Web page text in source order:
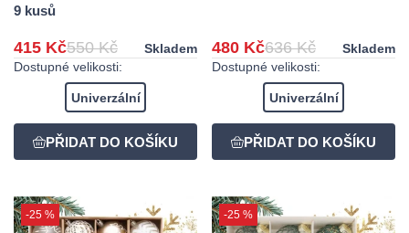
9 kusů
415 Kč550 Kč
Skladem
Dostupné velikosti:
Univerzální
480 Kč636 Kč
Skladem
Dostupné velikosti:
Univerzální
-25 % -25 %